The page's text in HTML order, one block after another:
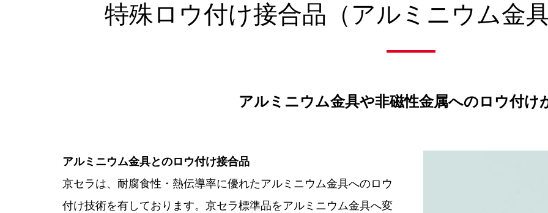
特殊ロウ付け接合品（アルミニウム金
アルミニウム金具や非磁性金属へのロウ付け
アルミニウム金具とのロウ付け接合品
京セラは、耐腐食性・熱伝導率に優れたアルミニウム金具へのロウ
付け技術を有しております。京セラ標準品をアルミニウム金具へ変